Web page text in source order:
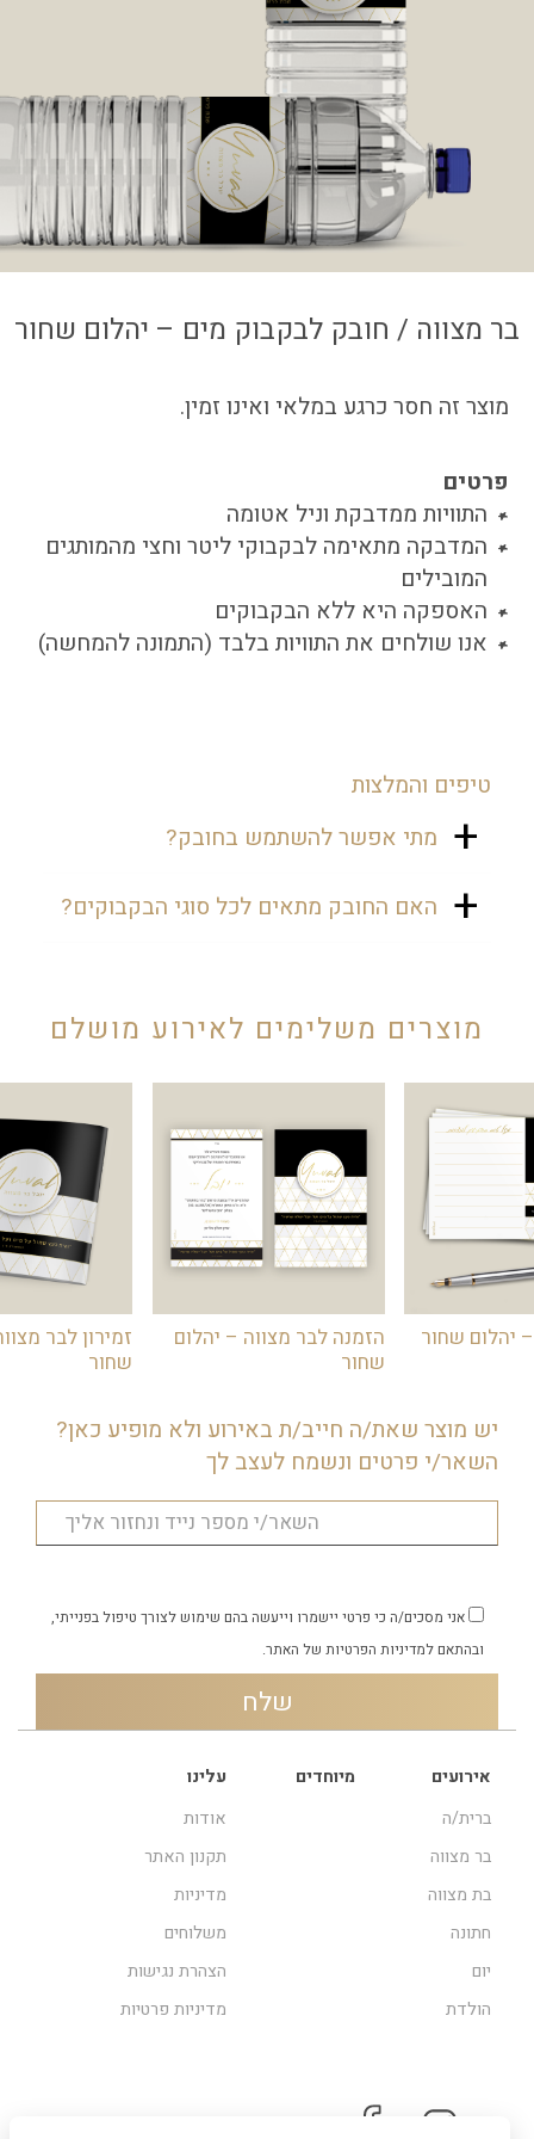
איזור אישי
בר מצווה / חובק לבקבוק מים – יהלום שחור
מוצר זה חסר כרגע במלאי ואינו זמין.
פרטים
התוויות ממדבקת וניל אטומה
המדבקה מתאימה לבקבוקי ליטר וחצי מהמותגים
המובילים
האספקה היא ללא הבקבוקים
אנו שולחים את התוויות בלבד (התמונה להמחשה)
טיפים והמלצות
מתי אפשר להשתמש בחובק?
אפשר להשתמש בחובק באירוע בר
המצווה להוסיף בקבוקי מים על
לחלק בחדרים בקבוקי מים ממותגים.
האם החובק מתאים לכל סוגי הבקבוקים?
מוצרים משלימים לאירוע מושלם
יהלום שחור
הזמנה לבר מצווה – יהלום
שחור
זמירון לבר
שחור
יש מוצר שאת/ה חייב/ת באירוע ולא מופיע כאן?
השאר/י פרטים ונשמח לעצב לך
אני מסכים/ה כי פרטי יישמרו וייעשה בהם שימוש לצורך טיפול בפנייתי,
ובהתאם למדיניות הפרטיות של האתר.
אירועים
ברית/ה
בר מצווה
בת מצווה
חתונה
יום
הולדת
מיוחדים
עלינו
אודות
תקנון האתר
מדיניות
משלוחים
הצהרת נגישות
מדיניות פרטיות